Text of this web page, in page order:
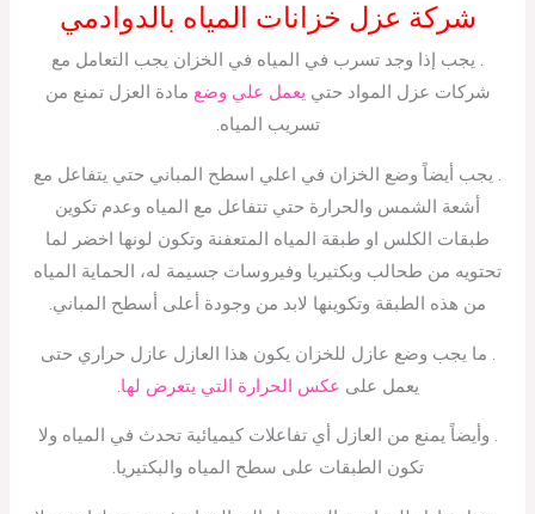
شركة عزل خزانات المياه بالدوادمي
. يجب إذا وجد تسرب في المياه في الخزان يجب التعامل مع
شركات عزل المواد حتي يعمل علي وضع مادة العزل تمنع من
تسريب المياه.
. يجب أيضاً وضع الخزان في اعلي اسطح المباني حتي يتفاعل مع
أشعة الشمس والحرارة حتي تتفاعل مع المياه وعدم تكوين
طبقات الكلس او طبقة المياه المتعفنة وتكون لونها اخضر لما
تحتويه من طحالب وبكتيريا وفيروسات جسيمة له، الحماية المياه
من هذه الطبقة وتكوينها لابد من وجودة أعلى أسطح المباني.
. ما يجب وضع عازل للخزان يكون هذا العازل عازل حراري حتى
يعمل على عكس الحرارة التي يتعرض لها.
. وأيضاً يمنع من العازل أي تفاعلات كيميائية تحدث في المياه ولا
تكون الطبقات على سطح المياه والبكتيريا.